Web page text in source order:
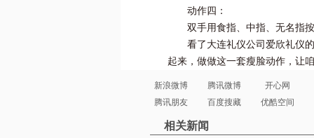
动作四：
双手用食指、中指、无名指按
看了大连礼仪公司爱欣礼仪的
起来，做做这一套瘦脸动作，让
新浪微博 腾讯微博
开心网
腾讯朋友
百度搜藏 优酷空间
相关新闻